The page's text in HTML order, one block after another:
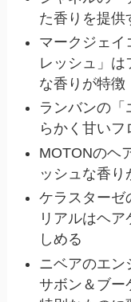
た香りを提供
マークジェイ
レッシュ」
な香りが特徴
ランバンの「
らかく甘いフ
MOTONのヘ
ッシュな香り
ケラスターゼ
リアルはヘ
しめる
ニベアのエン
サボン＆ブー